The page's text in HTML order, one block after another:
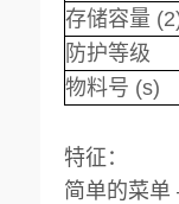
存储容量
防护等级
物料号 (s)
特征：
简单的菜单